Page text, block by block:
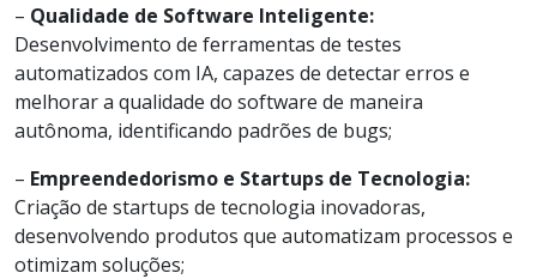
– Qualidade de Software Inteligente:
Desenvolvimento de ferramentas de testes
automatizados com IA, capazes de detectar erros e
melhorar a qualidade do software de maneira
autônoma, identificando padrões de bugs;
– Empreendedorismo e Startups de Tecnologia:
Criação de startups de tecnologia inovadoras,
desenvolvendo produtos que automatizam processos e
otimizam soluções;